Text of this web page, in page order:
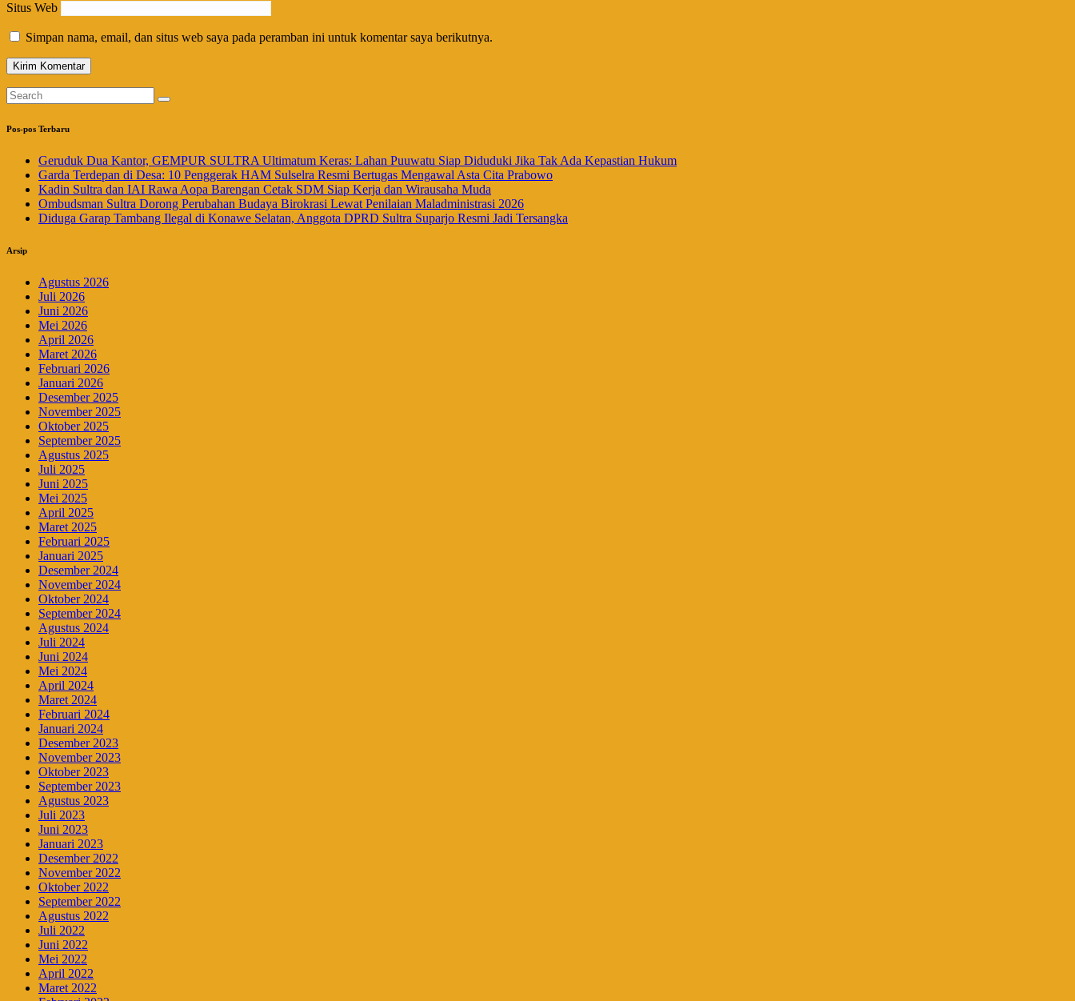
Situs Web
Simpan nama, email, dan situs web saya pada peramban ini untuk komentar saya berikutnya.
Pos-pos Terbaru
Geruduk Dua Kantor, GEMPUR SULTRA Ultimatum Keras: Lahan Puuwatu Siap Diduduki Jika Tak Ada Kepastian Hukum
Garda Terdepan di Desa: 10 Penggerak HAM Sulselra Resmi Bertugas Mengawal Asta Cita Prabowo
Kadin Sultra dan IAI Rawa Aopa Barengan Cetak SDM Siap Kerja dan Wirausaha Muda
Ombudsman Sultra Dorong Perubahan Budaya Birokrasi Lewat Penilaian Maladministrasi 2026
Diduga Garap Tambang Ilegal di Konawe Selatan, Anggota DPRD Sultra Suparjo Resmi Jadi Tersangka
Arsip
Agustus 2026
Juli 2026
Juni 2026
Mei 2026
April 2026
Maret 2026
Februari 2026
Januari 2026
Desember 2025
November 2025
Oktober 2025
September 2025
Agustus 2025
Juli 2025
Juni 2025
Mei 2025
April 2025
Maret 2025
Februari 2025
Januari 2025
Desember 2024
November 2024
Oktober 2024
September 2024
Agustus 2024
Juli 2024
Juni 2024
Mei 2024
April 2024
Maret 2024
Februari 2024
Januari 2024
Desember 2023
November 2023
Oktober 2023
September 2023
Agustus 2023
Juli 2023
Juni 2023
Januari 2023
Desember 2022
November 2022
Oktober 2022
September 2022
Agustus 2022
Juli 2022
Juni 2022
Mei 2022
April 2022
Maret 2022